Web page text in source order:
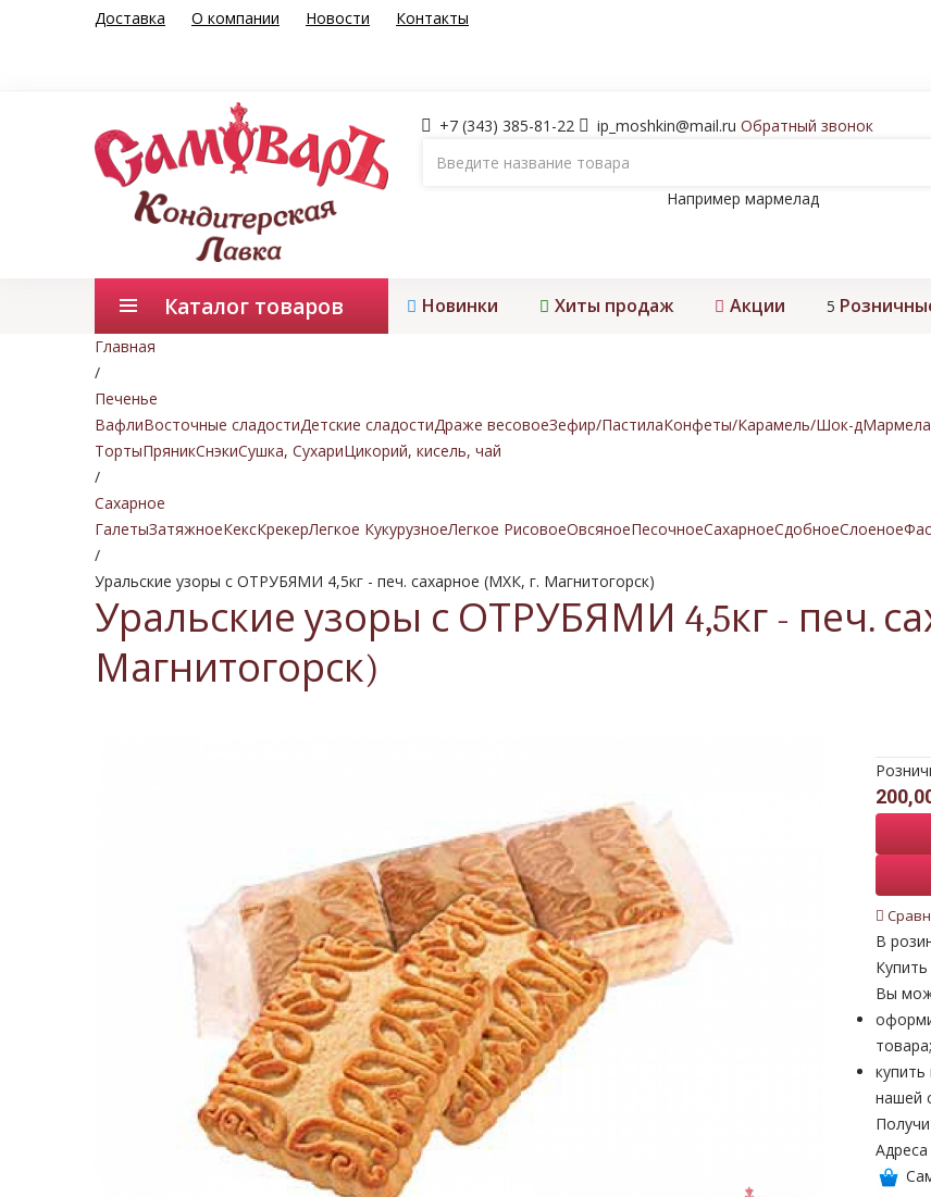
Доставка О компании Новости Контакты
+7 (343) 385-81-22 ip_moshkin@mail.ru Обратный звонок
Например мармелад
Каталог товаров Новинки Хиты продаж Акции 5
Главная
/
Печенье
ВафлиВосточные сладостиДетские сладостиДраже весовоеЗефир/ПастилаКонфеты/Карамель/Шок-д
ТортыПряникСнэкиСушка, СухариЦикорий, кисель, чай
/
Сахарное
ГалетыЗатяжноеКексКрекерЛегкое КукурузноеЛегкое РисовоеОвсяноеПесочноеСахарноеСдобноеСлоеное
/
Уральские узоры с ОТРУБЯМИ 4,5кг - печ. сахарное (МХК, г. Магнитогорск)
Уральские узоры с ОТРУБЯМИ 4,5кг - печ.
Магнитогорск)
В
Вы
товара;
нашей